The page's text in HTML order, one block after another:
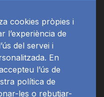
cookies pròpies i
l’experiència de
del servei i
En
l’ús de
política de
les o rebutjar-